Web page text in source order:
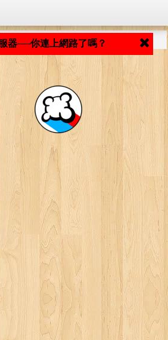
器──你連上網路了嗎？
程式載入中... ...